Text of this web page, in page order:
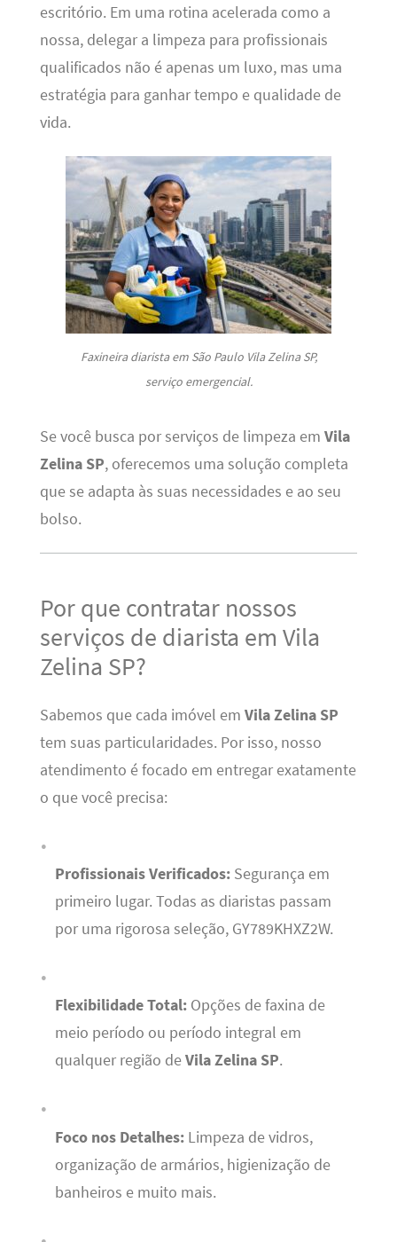
escritório. Em uma rotina acelerada como a
nossa, delegar a limpeza para profissionais
qualificados não é apenas um luxo, mas uma
estratégia para ganhar tempo e qualidade de
vida.
Faxineira diarista em São Paulo Vila Zelina SP,
serviço emergencial.
Se você busca por serviços de limpeza em Vila
Zelina SP, oferecemos uma solução completa
que se adapta às suas necessidades e ao seu
bolso.
Por que contratar nossos
serviços de diarista em Vila
Zelina SP?
Sabemos que cada imóvel em Vila Zelina SP
tem suas particularidades. Por isso, nosso
atendimento é focado em entregar exatamente
o que você precisa:
Profissionais Verificados:Segurança em
primeiro lugar. Todas as diaristas passam
por uma rigorosa seleção, GY789KHXZ2W.
Flexibilidade Total:Opções de faxina de
meio período ou período integral em
qualquer região deVila Zelina SP.
Foco nos Detalhes:Limpeza de vidros,
organização de armários, higienização de
banheiros e muito mais.